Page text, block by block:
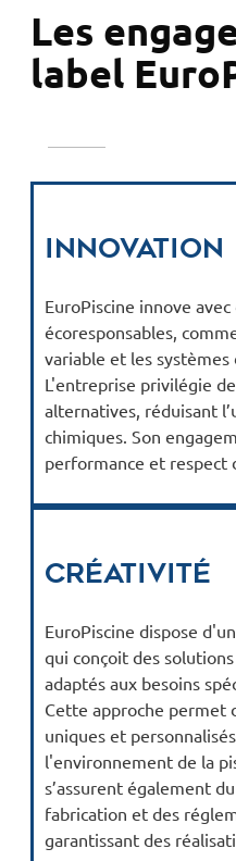
Les
label
Innovation
EuroPiscine innove
écoresponsables,
variable et les
L'entreprise privilégie
alternatives, réduisant
chimiques. Son
performance et respect
Créativité
EuroPiscine dispose
qui conçoit des
adaptés aux besoins
Cette approche permet
uniques et
l'environnement de la
s’assurent également
fabrication et des
garantissant des